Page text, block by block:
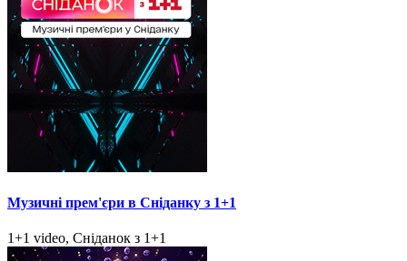
Музичні прем'єри в Сніданку з 1+1
1+1 video, Сніданок з 1+1